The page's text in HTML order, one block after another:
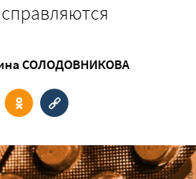
СОЛОДОВНИКОВА